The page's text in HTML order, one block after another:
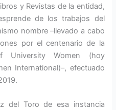
y Revistas de la entidad,
de los trabajos del
nombre –llevado a cabo
por el centenario de la
University Women (hoy
International)–, efectuado
del Toro de esa instancia